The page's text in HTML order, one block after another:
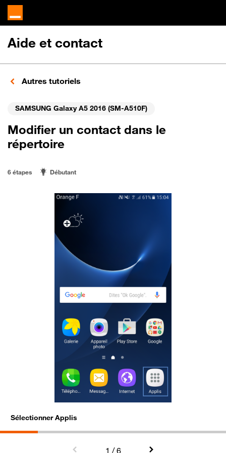
Aide et contact
Autres tutoriels
SAMSUNG Galaxy A5 2016 (SM-A510F)
Modifier un contact dans le
répertoire
6 étapes Débutant
Sélectionner Applis
1 / 6